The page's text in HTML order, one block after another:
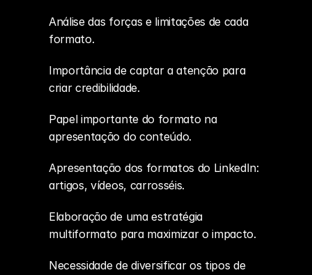
Análise das forças e limitações de cada
formato.
Importância de captar a atenção para
criar credibilidade.
Papel importante do formato na
apresentação do conteúdo.
Apresentação dos formatos do LinkedIn:
artigos, vídeos, carrosséis.
Elaboração de uma estratégia
multiformato para maximizar o impacto.
Necessidade de diversificar os tipos de